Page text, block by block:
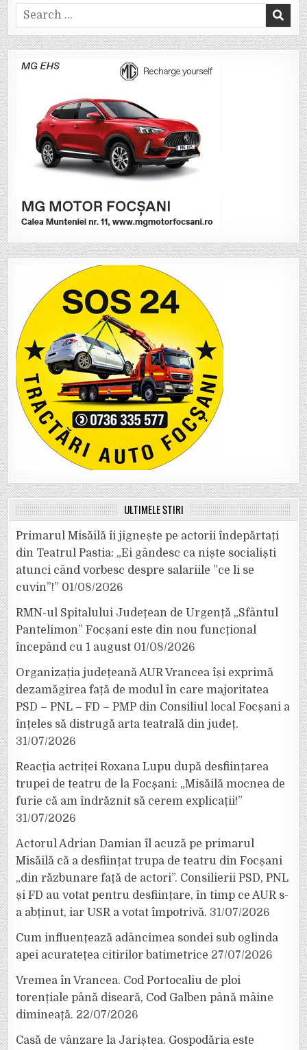
Search
for:
ULTIMELE ȘTIRI
Primarul Misăilă îi jignește pe actorii îndepărtați
din Teatrul Pastia: „Ei gândesc ca niște socialiști
atunci când vorbesc despre salariile ”ce li se
cuvin”!” 01/08/2026
RMN-ul Spitalului Județean de Urgență „Sfântul
Pantelimon” Focșani este din nou funcțional
începând cu 1 august 01/08/2026
Organizația județeană AUR Vrancea își exprimă
dezamăgirea față de modul în care majoritatea
PSD – PNL – FD – PMP din Consiliul local Focșani a
înțeles să distrugă arta teatrală din județ.
31/07/2026
Reacția actriței Roxana Lupu după desființarea
trupei de teatru de la Focșani: „Misăilă mocnea de
furie că am îndrăznit să cerem explicații!”
31/07/2026
Actorul Adrian Damian îl acuză pe primarul
Misăilă că a desființat trupa de teatru din Focșani
„din răzbunare față de actori”. Consilierii PSD, PNL
și FD au votat pentru desființare, în timp ce AUR s-
a abținut, iar USR a votat împotrivă. 31/07/2026
Cum influențează adâncimea sondei sub oglinda
apei acuratețea citirilor batimetrice 27/07/2026
Vremea în Vrancea. Cod Portocaliu de ploi
torențiale până diseară, Cod Galben până mâine
dimineață. 22/07/2026
Casă de vânzare la Jariștea. Gospodăria este